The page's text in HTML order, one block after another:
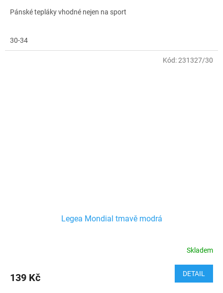
Pánské tepláky vhodné nejen na sport
30-34
Legea Mondial tmavě modrá
Skladem
139 Kč DETAIL
Kód:231327/30